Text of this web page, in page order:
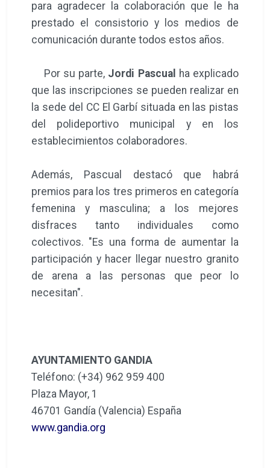
para agradecer la colaboración que le ha
prestado el consistorio y los medios de
comunicación durante todos estos años.
Por su parte, Jordi Pascual ha explicado
que las inscripciones se pueden realizar en
la sede del CC El Garbí situada en las pistas
del polideportivo municipal y en los
establecimientos colaboradores.
Además, Pascual destacó que habrá
premios para los tres primeros en categoría
femenina y masculina; a los mejores
disfraces tanto individuales como
colectivos. "Es una forma de aumentar la
participación y hacer llegar nuestro granito
de arena a las personas que peor lo
necesitan".
AYUNTAMIENTO GANDIA
Teléfono: (+34) 962 959 400
Plaza Mayor, 1
46701 Gandía (Valencia) España
www.gandia.org